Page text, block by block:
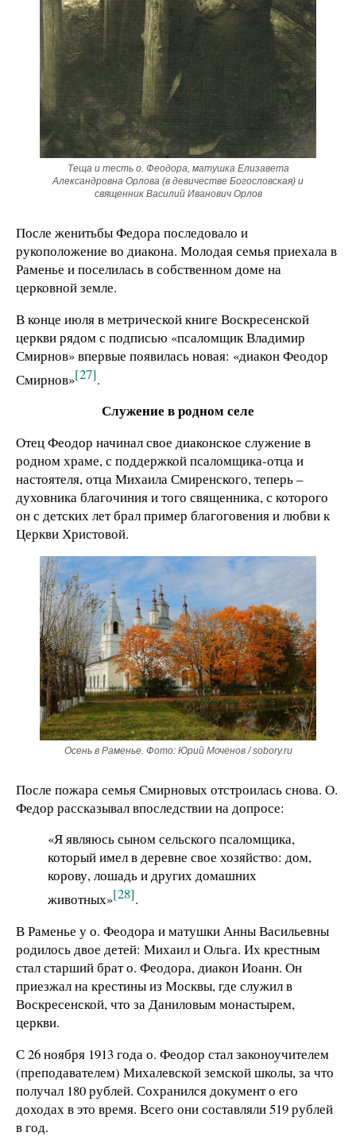
Теща и тесть о. Феодора, матушка Елизавета
Александровна Орлова (в девичестве Богословская) и
священник Василий Иванович Орлов
После женитьбы Федора последовало и
рукоположение во диакона. Молодая семья приехала в
Раменье и поселилась в собственном доме на
церковной земле.
В конце июля в метрической книге Воскресенской
церкви рядом с подписью «псаломщик Владимир
Смирнов» впервые появилась новая: «диакон Феодор
Смирнов»[27].
Служение в родном селе
Отец Феодор начинал свое диаконское служение в
родном храме, с поддержкой псаломщика-отца и
настоятеля, отца Михаила Смиренского, теперь –
духовника благочиния и того священника, с которого
он с детских лет брал пример благоговения и любви к
Церкви Христовой.
Осень в Раменье. Фото: Юрий Моченов / sobory.ru
После пожара семья Смирновых отстроилась снова. О.
Федор рассказывал впоследствии на допросе:
«Я являюсь сыном сельского псаломщика,
который имел в деревне свое хозяйство: дом,
корову, лошадь и других домашних
животных»[28].
В Раменье у о. Феодора и матушки Анны Васильевны
родилось двое детей: Михаил и Ольга. Их крестным
стал старший брат о. Феодора, диакон Иоанн. Он
приезжал на крестины из Москвы, где служил в
Воскресенской, что за Даниловым монастырем,
церкви.
С 26 ноября 1913 года о. Феодор стал законоучителем
(преподавателем) Михалевской земской школы, за что
получал 180 рублей. Сохранился документ о его
доходах в это время. Всего они составляли 519 рублей
в год.